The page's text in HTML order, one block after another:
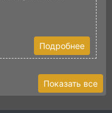
Подробнее
Показать все